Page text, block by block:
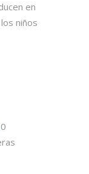
en
niños
0